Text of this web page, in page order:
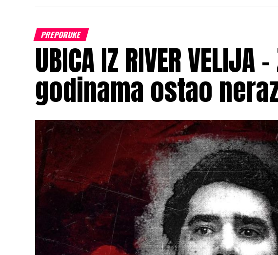
PREPORUKE
UBICA IZ RIVER
godinama ostao